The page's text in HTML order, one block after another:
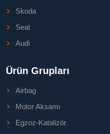
Skoda
Seat
Audi
Ürün Grupları
Airbag
Motor Aksamı
Egzoz-Katalizör